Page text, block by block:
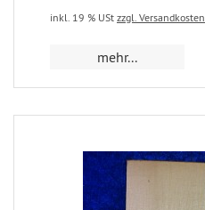
inkl. 19 % USt zzgl. Versandkosten
mehr...